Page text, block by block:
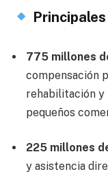
775 millones
compensación
rehabilitación y
pequeños
225 millones
y asistencia